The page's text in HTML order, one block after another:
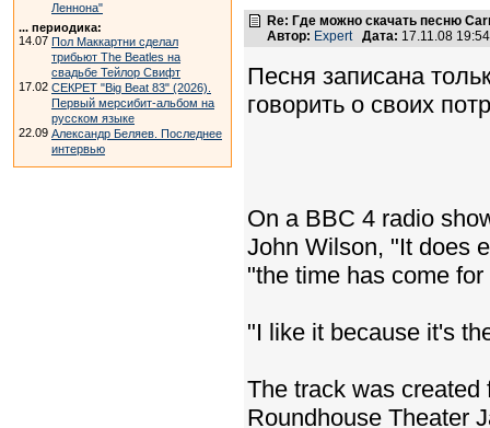
Леннона"
... периодика:
14.07 Пол Маккартни сделал
трибьют The Beatles на
свадьбе Тейлор Свифт
17.02 СЕКРЕТ "Big Beat 83" (2026).
Первый мерсибит-альбом на
русском языке
22.09 Александр Беляев. Последнее
интервью
Re: Где можно скачать песню
Автор: Expert Дата: 17.11.08
Песня записана
говорить о своих
On a BBC 4 radio
John Wilson, "It does
"the time has come
"I like it because it's
The track was
Roundhouse Theater